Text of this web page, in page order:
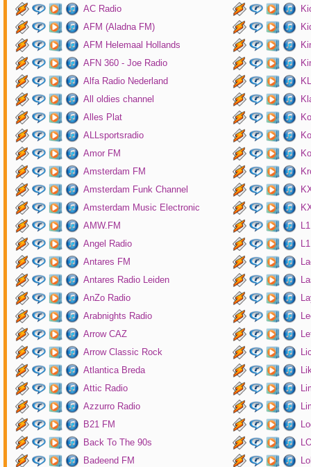
AC Radio
AFM (Aladna FM)
AFM Helemaal Hollands
AFN 360 - Joe Radio
Alfa Radio Nederland
All oldies channel
Alles Plat
ALLsportsradio
Amor FM
Amsterdam FM
Amsterdam Funk Channel
Amsterdam Music Electronic
AMW.FM
Angel Radio
Antares FM
Antares Radio Leiden
AnZo Radio
Arabnights Radio
Arrow CAZ
Arrow Classic Rock
Atlantica Breda
Attic Radio
Azzurro Radio
B21 FM
Back To The 90s
Badeend FM